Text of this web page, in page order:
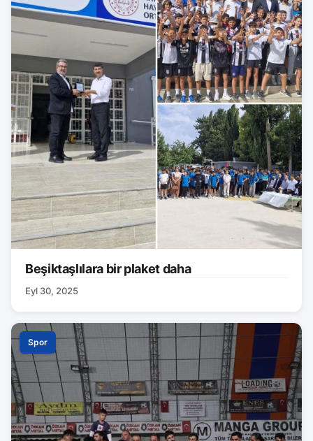
Beşiktaşlılara bir plaket daha
Eyl 30, 2025
Spor